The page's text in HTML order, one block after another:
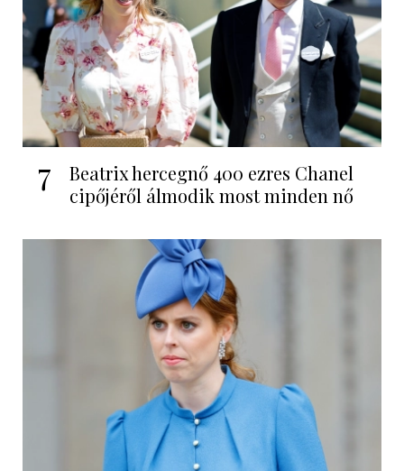
7
Beatrix hercegnő 400 ezres Chanel
cipőjéről álmodik most minden nő